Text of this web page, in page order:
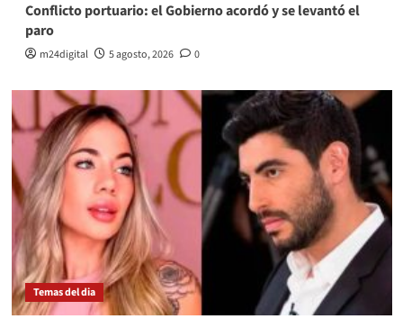
Conflicto portuario: el Gobierno acordó y se levantó el
paro
m24digital 5 agosto, 2026 0
Temas del dia